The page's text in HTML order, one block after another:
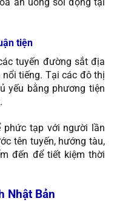
tiện
tuyến đường sắt địa
tiếng. Tại các đô thị
yếu bằng phương tiện
phức tạp với người lần
tên tuyến, hướng tàu,
đến để tiết kiệm thời
Nhật Bản